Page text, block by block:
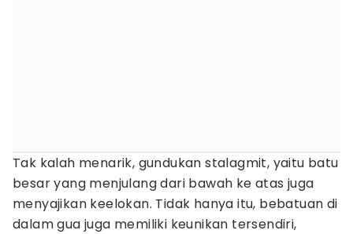
Tak kalah menarik, gundukan stalagmit, yaitu batu
besar yang menjulang dari bawah ke atas juga
menyajikan keelokan. Tidak hanya itu, bebatuan di
dalam gua juga memiliki keunikan tersendiri,